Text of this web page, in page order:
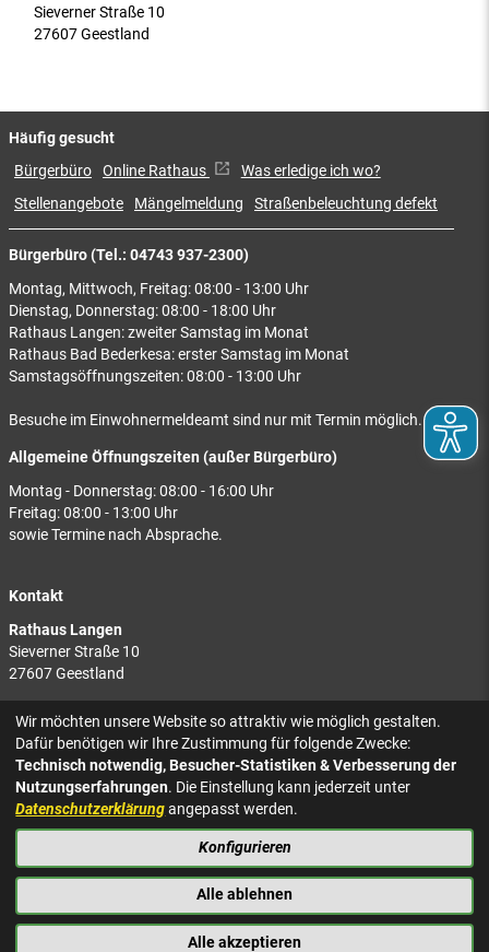
Sieverner Straße 10
27607 Geestland
Bürgerbüro (Tel.: 04743 937-2300)
Montag, Mittwoch, Freitag: 08:00 - 13:00 Uhr
Dienstag, Donnerstag: 08:00 - 18:00 Uhr
Rathaus Langen: zweiter Samstag im Monat
Rathaus Bad Bederkesa: erster Samstag im Monat
Samstagsöffnungszeiten: 08:00 - 13:00 Uhr
Besuche im Einwohnermeldeamt sind nur mit Termin möglich.
Allgemeine Öffnungszeiten (außer Bürgerbüro)
Montag - Donnerstag: 08:00 - 16:00 Uhr
Freitag: 08:00 - 13:00 Uhr
sowie Termine nach Absprache.
Kontakt
Rathaus Langen
Sieverner Straße 10
27607 Geestland
Rathaus Bad Bederkesa
Am Markt 8
27624 Geestland
Tel.: 04743 937-2300
Häufig gesucht
Bürgerbüro Online Rathaus
Was erledige ich wo?
Stellenangebote
Mängelmeldung Straßenbeleuchtung defekt
KONTAKT
IMPRESSUM
BARRIEREFREIHEIT
NACH OBEN
Wir möchten unsere Website so attraktiv wie möglich gestalten.
Dafür benötigen wir Ihre Zustimmung für folgende Zwecke:
Technisch notwendig, Besucher-Statistiken & Verbesserung der
Nutzungserfahrungen. Die Einstellung kann jederzeit unter
Datenschutzerklärungangepasst werden.
Konfigurieren
Alle ablehnen
Alle akzeptieren